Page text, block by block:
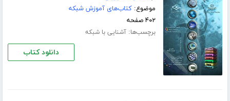
موضوع:کتاب‌های آموزش شبکه
۴۰۲ صفحه
برچسب‌ها:آشنایی با شبکه
دانلود کتاب